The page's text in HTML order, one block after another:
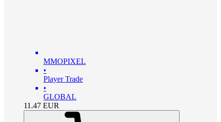
MMOPIXEL
•
Player Trade
•
GLOBAL
11.47 EUR